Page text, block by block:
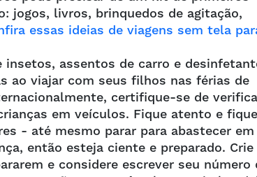
jogos, livros, brinquedos de agitação,
essas ideias de viagens sem tela
assentos de carro e
ao viajar com seus filhos nas férias de
certifique-se de
em veículos. Fique atento e
- até mesmo parar para abastecer em
então esteja ciente e preparado. Crie
e considere escrever seu número